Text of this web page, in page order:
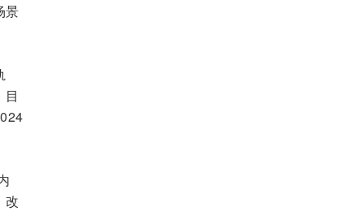
景
改